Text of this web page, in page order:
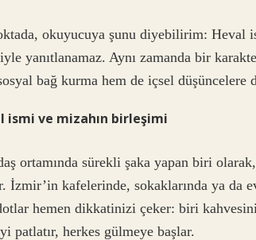
okuyucuya şunu diyebilirim: Heval
yanıtlanamaz. Aynı zamanda bir
bağ kurma hem de içsel düşüncelere
ismi ve mizahın birleşimi
ortamında sürekli şaka yapan biri
İzmir’in kafelerinde, sokaklarında ya da
hemen dikkatinizi çeker: biri
patlatır, herkes gülmeye başlar.